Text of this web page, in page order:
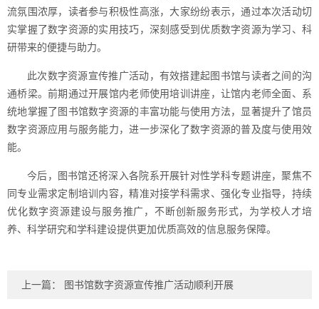
流氛围浓厚，读者参与积极性高涨，大家纷纷表示，通过本次活动切
实掌握了数字资源的实用技巧，深刻感受到优质数字资源为学习、科
研带来的便捷与助力。
此次数字资源宣传推广活动，有效搭建起图书馆与读者之间的沟
通桥梁。前期通过开展馆内老师使用培训讲座，让馆内老师全面、系
统地掌握了图书馆数字资源的丰富功能与使用方法，显著提升了馆员
数字资源应用与服务能力，进一步深化了数字资源的普及度与使用效
能。
今后，图书馆还将深入各院系开展针对性学科专题讲座，聚焦不
同专业需求定制培训内容，精准对接学科需求、强化专业指导，持续
优化数字资源建设与服务推广，不断创新服务形式，为学校人才培
养、科学研究和学科建设提供更加优质高效的信息服务保障。
上一篇： 图书馆数字资源宣传推广活动顺利开展